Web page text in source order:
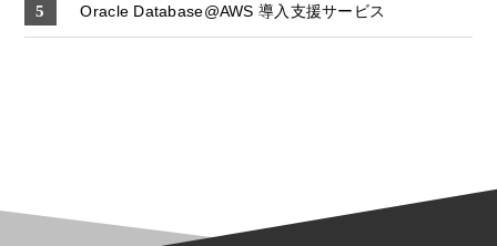
Oracle Database@AWS 導入支援サービス